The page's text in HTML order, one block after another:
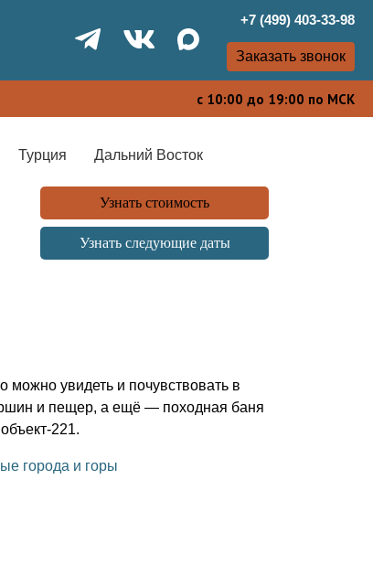
+7 (499) 403-33-98
Заказать звонок
с 10:00 до 19:00 по МСК
Турция Дальний Восток
Узнать стоимость
Узнать следующие даты
увидеть и почувствовать в
и пещер, а ещё — походная баня
221.
города и горы